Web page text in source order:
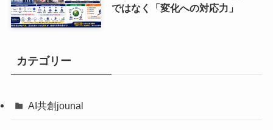
ではなく「変化への対応力」
カテゴリー
AI共創jounal